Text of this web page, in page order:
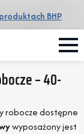
BHP
– 40-
robocze dostępne
wyposażony jest